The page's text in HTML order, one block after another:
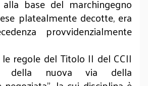
base del marchingegno
platealmente decotte, era
provvidenzialmente
regole del Titolo II del CCII
della nuova via della